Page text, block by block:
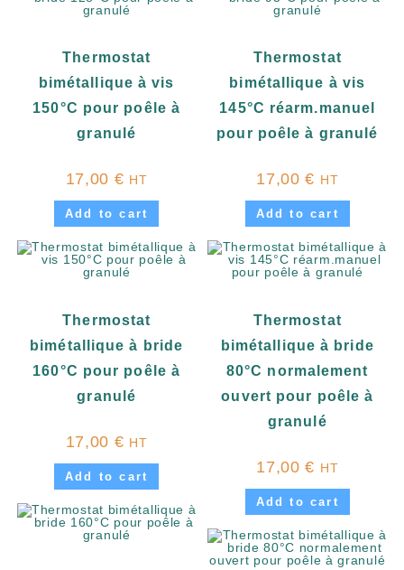
Thermostat
bimétallique à vis
150°C pour poêle à
granulé
17,00 € HT
Add to cart
Thermostat
bimétallique à vis
145°C réarm.manuel
pour poêle à granulé
17,00€ HT
Add to cart
Thermostat
bimétallique à bride
160°C pour poêle à
granulé
17,00 € HT
Add to cart
Thermostat
bimétallique à bride
80°C normalement
ouvert pour poêle à
granulé
17,00€ HT
Add to cart